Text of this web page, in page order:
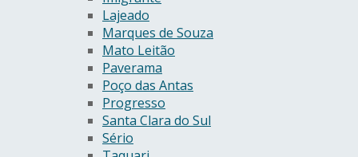
Lajeado
Marques de Souza
Mato Leitão
Paverama
Poço das Antas
Progresso
Santa Clara do Sul
Sério